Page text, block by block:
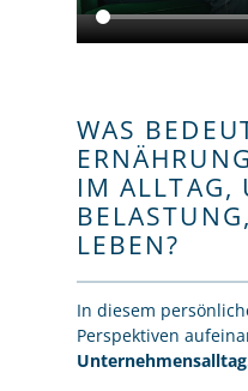
WAS
IM ALLTAG,
LEBEN?
In diesem
Perspektiven